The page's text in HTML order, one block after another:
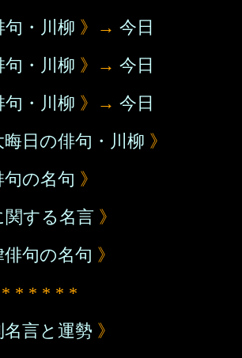
句・川柳 》→ 今日
句・川柳 》→ 今日
句・川柳 》→ 今日
晦日の俳句・川柳 》
の名句 》
関する名言 》
俳句の名句 》
* * * * *
名言と運勢 》